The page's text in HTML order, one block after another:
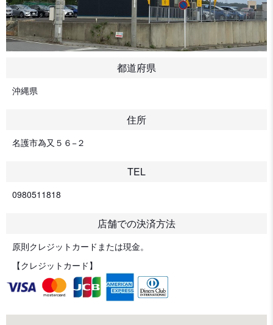
都道府県
沖縄県
住所
名護市為又５６−２
TEL
0980511818
店舗での決済方法
原則クレジットカードまたは現金。
【クレジットカード】